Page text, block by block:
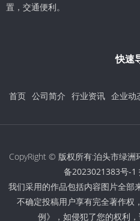
置，交通便利。
快速
首页 公司简介 行业资讯 企业动
CopyRight © 版权所有:泊头市绿洲
备2023021383号-1
我们采用的作品包括内容图片全部
不确定投稿用户享有完全著作权
例》，如侵犯了您的权利，